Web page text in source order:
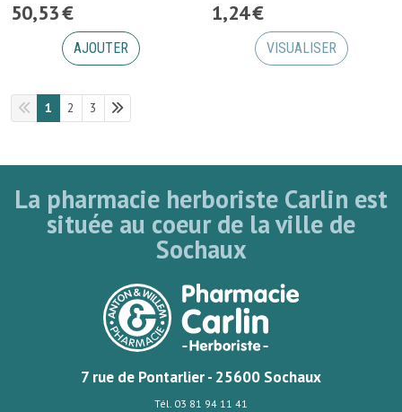
50,53€
AJOUTER
1,24€
VISUALISER
1 2 3
La pharmacie herboriste Carlin est
située au coeur de la ville de
Sochaux
7 rue de Pontarlier - 25600 Sochaux
Tél. 03 81 94 11 41